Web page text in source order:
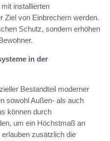
installierten
Ziel von Einbrechern werden.
Schutz, sondern erhöhen
in der
Bestandteil moderner
sowohl Außen- als auch
können durch
um ein Höchstmaß an
zusätzlich die